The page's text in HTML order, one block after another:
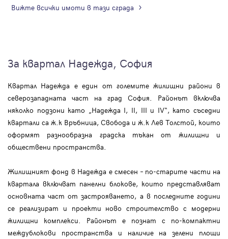
Вижте всички имоти в тази сграда
За квартал Надежда, София
Квартал Надежда е един от големите жилищни райони в
северозападната част на град София. Районът включва
няколко подзони като „Надежда I, II, III и IV“, като съседни
квартали са ж.к Връбница, Свобода и ж.к Лев Толстой, които
оформят разнообразна градска тъкан от жилищни и
обществени пространства.
Жилищният фонд в Надежда е смесен – по-старите части на
квартала включват панелни блокове, които представляват
основната част от застрояването, а в последните години
се реализират и проекти ново строителство с модерни
жилищни комплекси. Районът е познат с по-компактни
междублокови пространства и наличие на зелени площи